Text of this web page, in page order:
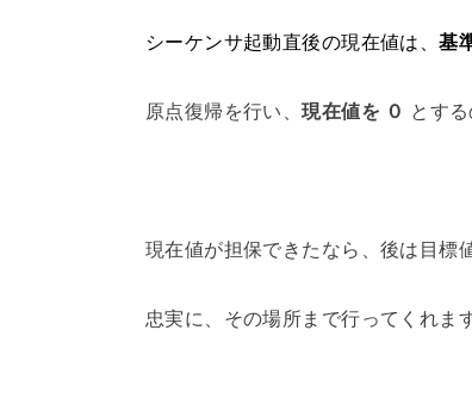
シーケンサ起動直後の現在値は、基
原点復帰を行い、現在値を ０ とする
現在値が担保できたなら、後は目標
忠実に、その場所まで行ってくれま